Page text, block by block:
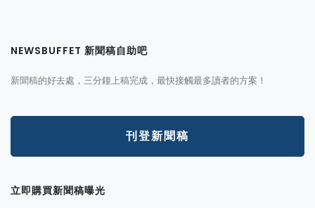
NEWSBUFFET 新聞稿自助吧
新聞稿的好去處，三分鐘上稿完成，最快接觸最多讀者的方案！
刊登新聞稿
立即購買新聞稿曝光